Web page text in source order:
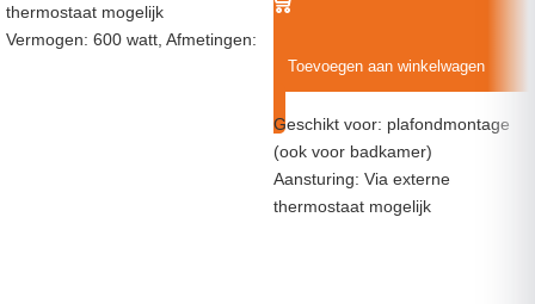
thermostaat mogelijk
Vermogen: 600 watt, Afmetingen:
Toevoegen aan winkelwagen
Geschikt voor: plafondmontage
(ook voor badkamer)
Aansturing: Via externe
thermostaat mogelijk